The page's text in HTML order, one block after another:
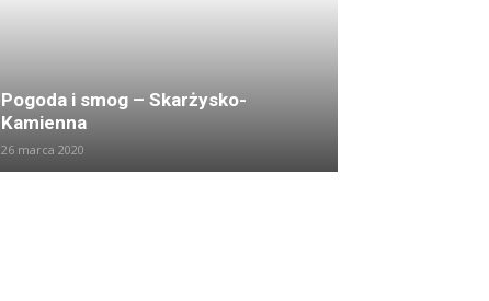
Pogoda i smog – Skarżysko-
Kamienna
26 marca 2020